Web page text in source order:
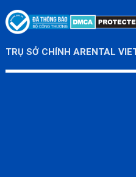
TRỤ SỞ CHÍNH ARENTAL